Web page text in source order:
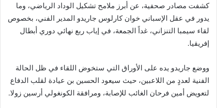
و
ن
كشفت مصادر صحفية، عن أبرز ملامح تشكيل الوداد الرياضي، وما
يدور في عقل الإسباني خوان كارلوس جاريدو المدير الفني، بخصوص
لقاء سيمبا التنزاني، غداً الجمعة، في إياب ربع نهائي دوري أبطال
إفريقيا.
ووضع جاريدو يده على الأوراق التي ستخوض اللقاء في ظل الحالة
الفنية لعددٍ من اللاعبين، حيث سيعود الحسين بن عيادة لقلب الدفاع
لتعويض أمين فرحان الغائب للإصابة، ومرافقة الكونغولي أرسين زولا.